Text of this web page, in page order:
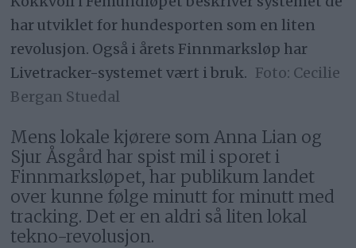
har utviklet for hundesporten som en liten
revolusjon. Også i årets Finnmarksløp har
Livetracker-systemet vært i bruk.
Cecilie
Bergan Stuedal
Mens lokale kjørere som Anna Lian og
Sjur Åsgård har spist mil i sporet i
Finnmarksløpet, har publikum landet
over kunne følge minutt for minutt med
tracking. Det er en aldri så liten lokal
tekno-revolusjon.